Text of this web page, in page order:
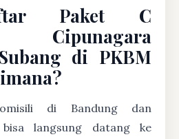
Paket C
Cipunagara
di PKBM
di Bandung dan
bisa langsung datang ke